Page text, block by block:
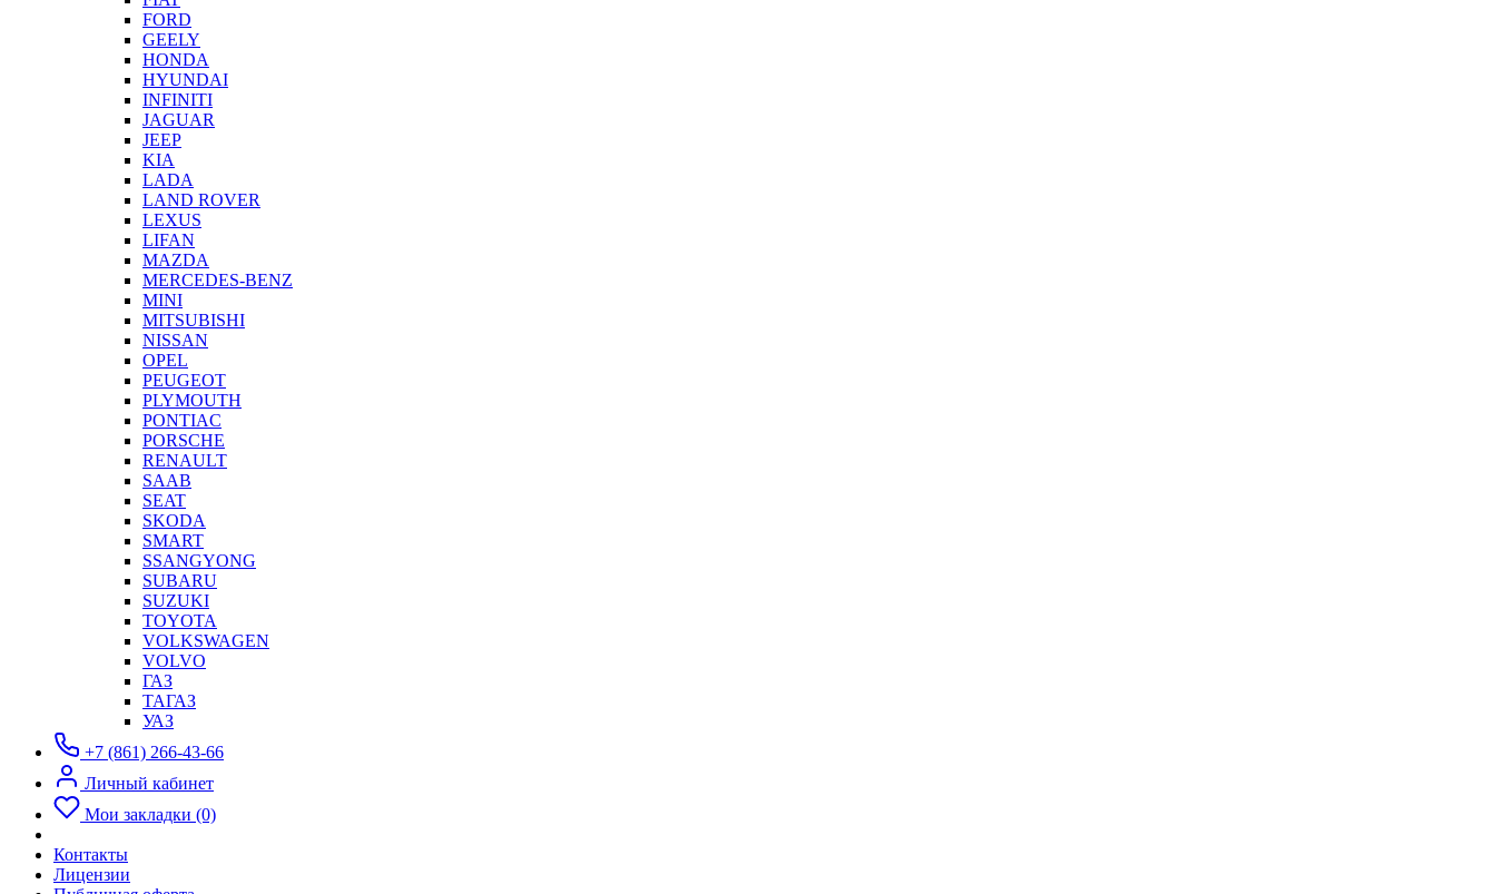
FORD
GEELY
HONDA
HYUNDAI
INFINITI
JAGUAR
JEEP
KIA
LADA
LAND ROVER
LEXUS
LIFAN
MAZDA
MERCEDES-BENZ
MINI
MITSUBISHI
NISSAN
OPEL
PEUGEOT
PLYMOUTH
PONTIAC
PORSCHE
RENAULT
SAAB
SEAT
SKODA
SMART
SSANGYONG
SUBARU
SUZUKI
TOYOTA
VOLKSWAGEN
VOLVO
ГАЗ
ТАГАЗ
УАЗ
+7 (861) 266-43-66
Личный кабинет
Мои закладки (0)
Контакты
Лицензии